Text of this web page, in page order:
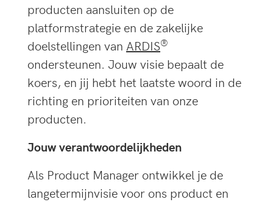
producten aansluiten op de
platformstrategie en de zakelijke
doelstellingen van ARDIS®
ondersteunen. Jouw visie bepaalt de
koers, en jij hebt het laatste woord in de
richting en prioriteiten van onze
producten.
Jouw verantwoordelijkheden
Als Product Manager ontwikkel je de
langetermijnvisie voor ons product en